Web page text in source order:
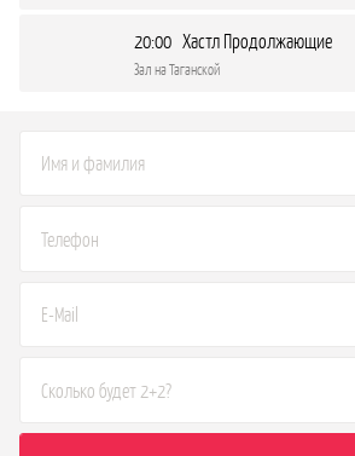
20:00 Хастл Продолжающие
Зал на Таганской